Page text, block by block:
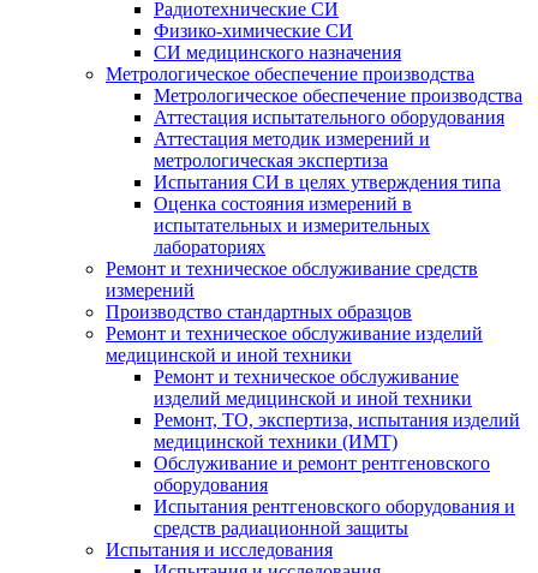
Радиотехнические СИ
Физико-химические СИ
СИ медицинского назначения
Метрологическое обеспечение производства
Метрологическое обеспечение производства
Аттестация испытательного оборудования
Аттестация методик измерений и
метрологическая экспертиза
Испытания СИ в целях утверждения типа
Оценка состояния измерений в
испытательных и измерительных
лабораториях
Ремонт и техническое обслуживание средств
измерений
Производство стандартных образцов
Ремонт и техническое обслуживание изделий
медицинской и иной техники
Ремонт и техническое обслуживание
изделий медицинской и иной техники
Ремонт, ТО, экспертиза, испытания изделий
медицинской техники (ИМТ)
Обслуживание и ремонт рентгеновского
оборудования
Испытания рентгеновского оборудования и
средств радиационной защиты
Испытания и исследования